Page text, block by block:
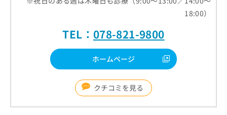
18:00）
TEL： 078-821-9800
ホームページ
クチコミを見る